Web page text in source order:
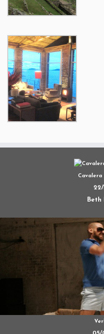
Cavalera
22/
Beth